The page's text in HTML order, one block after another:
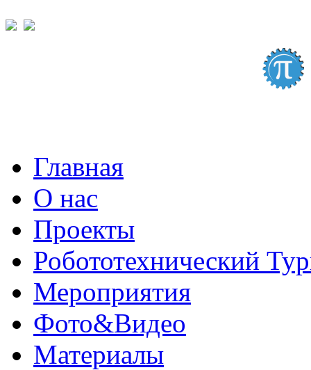
Главная
О нас
Проекты
Робототехнический
Мероприятия
Фото&Видео
Материалы